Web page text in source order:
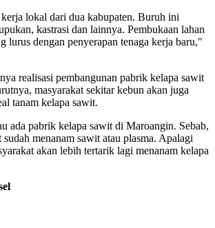
kerja lokal dari dua kabupaten. Buruh ini
kastrasi dan lainnya. Pembukaan lahan
lurus dengan penyerapan tenaga kerja baru,"
realisasi pembangunan pabrik kelapa sawit
masyarakat sekitar kebun akan juga
tanam kelapa sawit.
ada pabrik kelapa sawit di Maroangin. Sebab,
sudah menanam sawit atau plasma. Apalagi
akan lebih tertarik lagi menanam kelapa